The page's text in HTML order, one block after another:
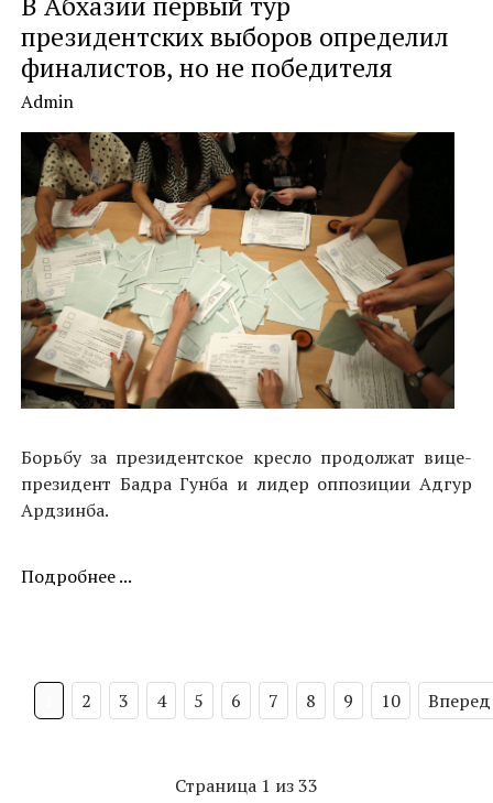
президентских выборов определил
финалистов, но не победителя
Admin
Борьбу за президентское кресло продолжат вице-
президент Бадра Гунба и лидер оппозиции Адгур
Ардзинба.
Подробнее ...
2 3 4 5 6 7 8 9 10 Вперед
Страница 1 из 33